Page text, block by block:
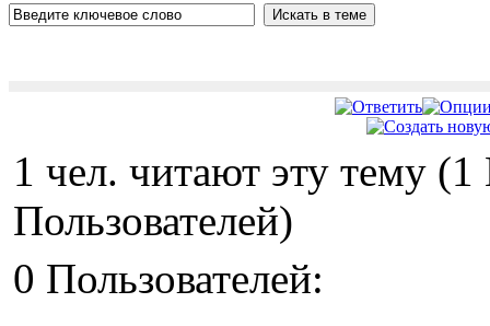
1 чел. читают эту тему
Пользователей)
0 Пользователей: